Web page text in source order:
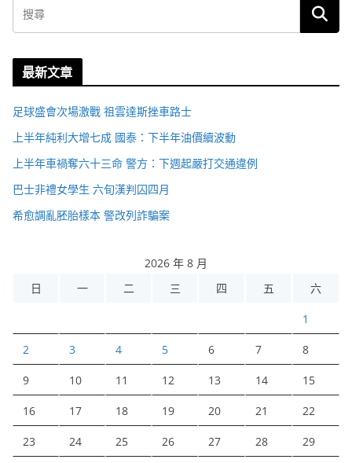
最新文章
足球盛會次場激戰 祖雲達斯挫車路士
上半年純利大增七成 國泰：下半年油價續波動
上半年車禍奪六十三命 警方：下週起嚴打交通違例
巴士非禮女學生 六旬漢判囚四月
希愈調亂胚胎樣本 警改列詐騙案
2026 年 8 月
日
一 二 三 四 五 六
1
2 3 4 5 6 7 8
9 10 11 12 13 14 15
16 17 18 19 20 21 22
23 24 25 26 27 28 29